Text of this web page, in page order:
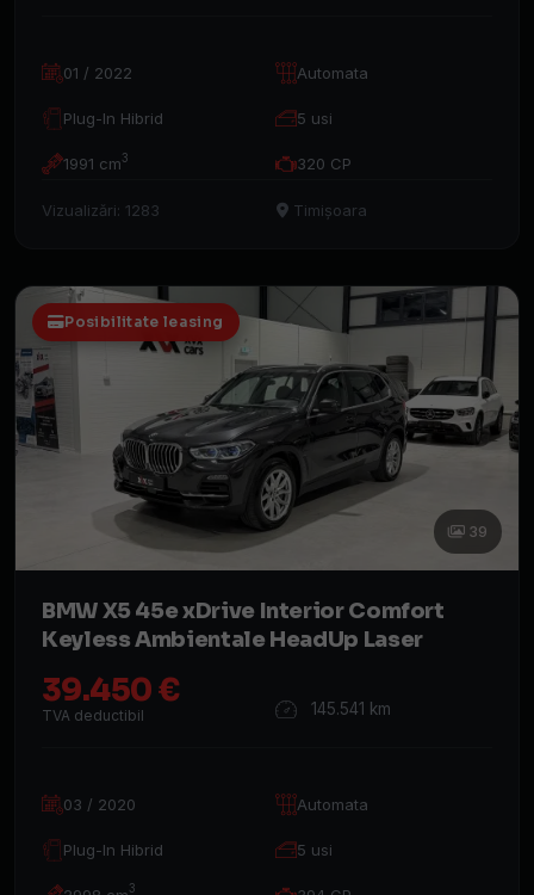
01 / 2022 Automata
Plug-In Hibrid 5 usi
1991 cm3 320 CP
Vizualizări: 1283 Timișoara
Posibilitate leasing
39
BMW X5 45e xDrive Interior Comfort
Keyless Ambientale HeadUp Laser
39.450 €
TVA deductibil 145.541 km
03 / 2020 Automata
Plug-In Hibrid 5 usi
3